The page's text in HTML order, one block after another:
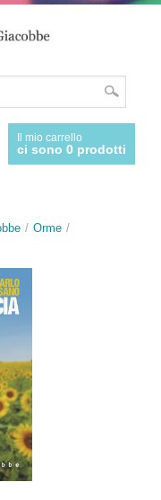
Il mio carrello
ci sono 0 prodotti
Orme